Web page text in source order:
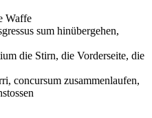
Waffe
sum hinübergehen,
die Stirn, die Vorderseite, die
concursum zusammenlaufen,